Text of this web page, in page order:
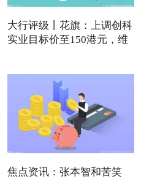
大行评级丨花旗：上调创科
实业目标价至150港元，维
焦点资讯：张本智和苦笑